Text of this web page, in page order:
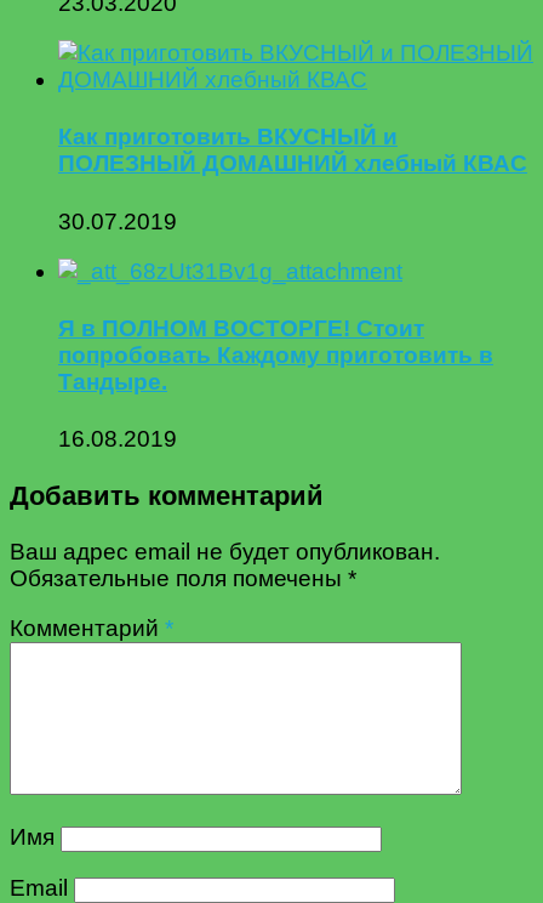
Как приготовить ВКУСНЫЙ и
ПОЛЕЗНЫЙ ДОМАШНИЙ хлебный КВАС
30.07.2019
Я в ПОЛНОМ ВОСТОРГЕ! Стоит
попробовать Каждому приготовить в
Тандыре.
16.08.2019
Добавить комментарий
Ваш адрес email не будет опубликован.
Обязательные поля помечены *
Комментарий *
Имя
Email